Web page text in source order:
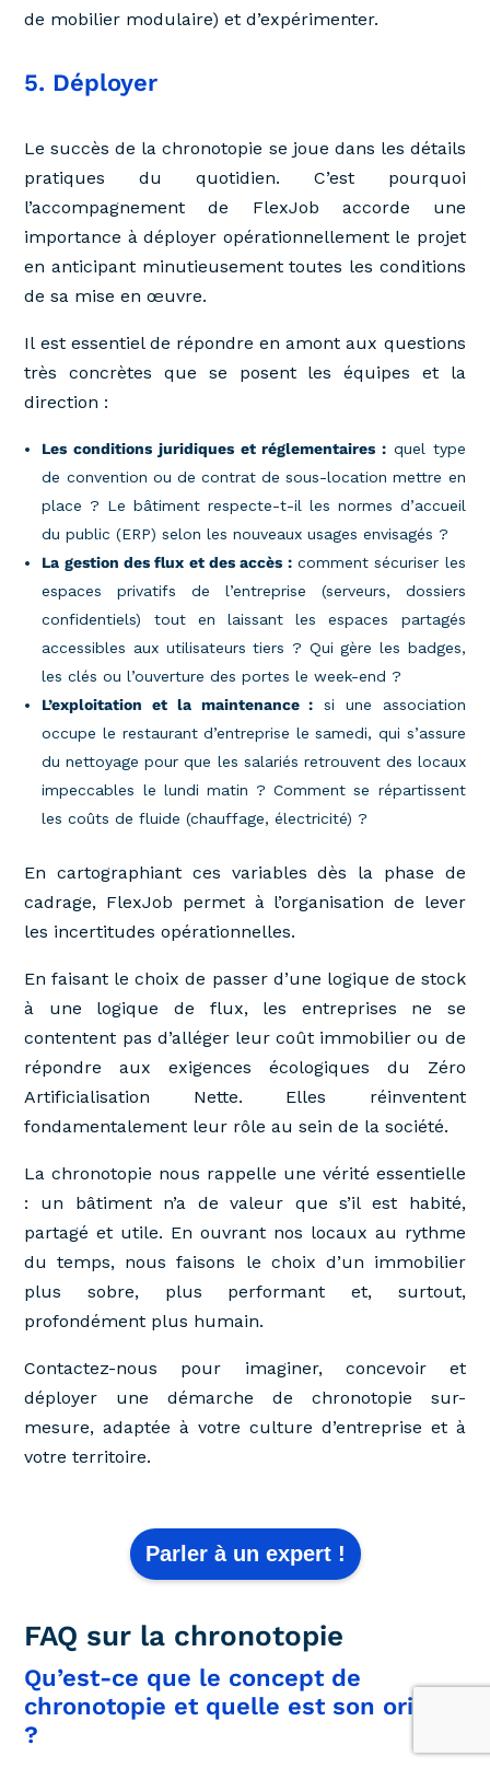
de mobilier modulaire) et d’expérimenter.
5. Déployer
Le succès de la chronotopie se joue dans les détails
pratiques du quotidien. C’est pourquoi
l’accompagnement de FlexJob accorde une
importance à déployer opérationnellement le projet
en anticipant minutieusement toutes les conditions
de sa mise en œuvre.
Il est essentiel de répondre en amont aux questions
très concrètes que se posent les équipes et la
direction :
Les conditions juridiques et réglementaires : quel type
de convention ou de contrat de sous-location mettre en
place ? Le bâtiment respecte-t-il les normes d’accueil
du public (ERP) selon les nouveaux usages envisagés ?
La gestion des flux et des accès :comment sécuriser les
espaces privatifs de l’entreprise (serveurs, dossiers
confidentiels) tout en laissant les espaces partagés
accessibles aux utilisateurs tiers ? Qui gère les badges,
les clés ou l’ouverture des portes le week-end ?
L’exploitation et la maintenance : si une association
occupe le restaurant d’entreprise le samedi, qui s’assure
du nettoyage pour que les salariés retrouvent des locaux
impeccables le lundi matin ? Comment se répartissent
les coûts de fluide (chauffage, électricité) ?
En cartographiant ces variables dès la phase de
cadrage, FlexJob permet à l’organisation de lever
les incertitudes opérationnelles.
En faisant le choix de passer d’une logique de stock
à une logique de flux, les entreprises ne se
contentent pas d’alléger leur coût immobilier ou de
répondre aux exigences écologiques du Zéro
Artificialisation Nette. Elles réinventent
fondamentalement leur rôle au sein de la société.
La chronotopie nous rappelle une vérité essentielle
: un bâtiment n’a de valeur que s’il est habité,
partagé et utile. En ouvrant nos locaux au rythme
du temps, nous faisons le choix d’un immobilier
plus sobre, plus performant et, surtout,
profondément plus humain.
Contactez-nous pour imaginer, concevoir et
déployer une démarche de chronotopie sur-
mesure, adaptée à votre culture d’entreprise et à
votre territoire.
Parler à un expert !
FAQ sur la chronotopie
Qu’est-ce que le concept de
chronotopie et quelle est son origine
?